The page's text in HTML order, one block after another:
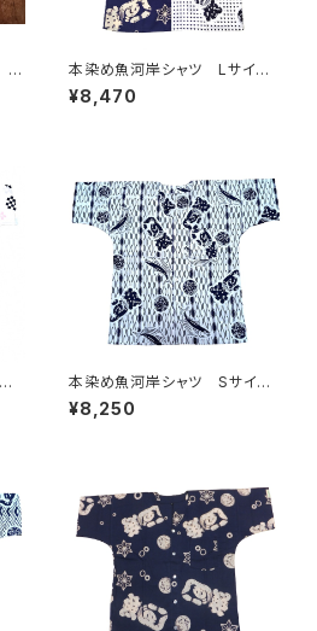
鰹
本染め魚河岸シャツ Lサイ
ズ 認定証付き 木綿晒 日本
製 涼麻柄×伝統豆絞り柄 紺
ぐいシャツ 濱いちシャツ 焼
津 浜通り 港町
¥8,470
本染め魚河岸シャツ Sサイ
ズ 認定証付き 木綿晒 立涌
カツヲ×伝統魚河岸柄 白×
津 浜通り 港町 祭り
¥8,250